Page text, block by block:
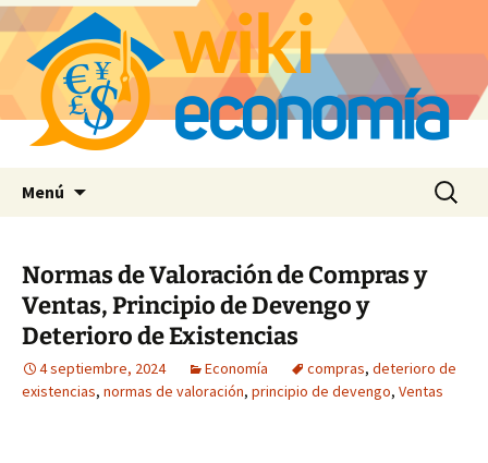
Menú Buscar:
Normas de Valoración de Compras y
Ventas, Principio de Devengo y
Deterioro de Existencias
4 septiembre, 2024 Economía compras, deterioro de
existencias, normas de valoración, principio de devengo, Ventas